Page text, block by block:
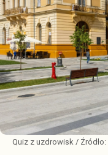
Quiz z uzdrowisk / Źródło: